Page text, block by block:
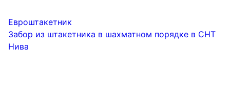
Евроштакетник
Забор из штакетника в шахматном порядке в СНТ
Нива